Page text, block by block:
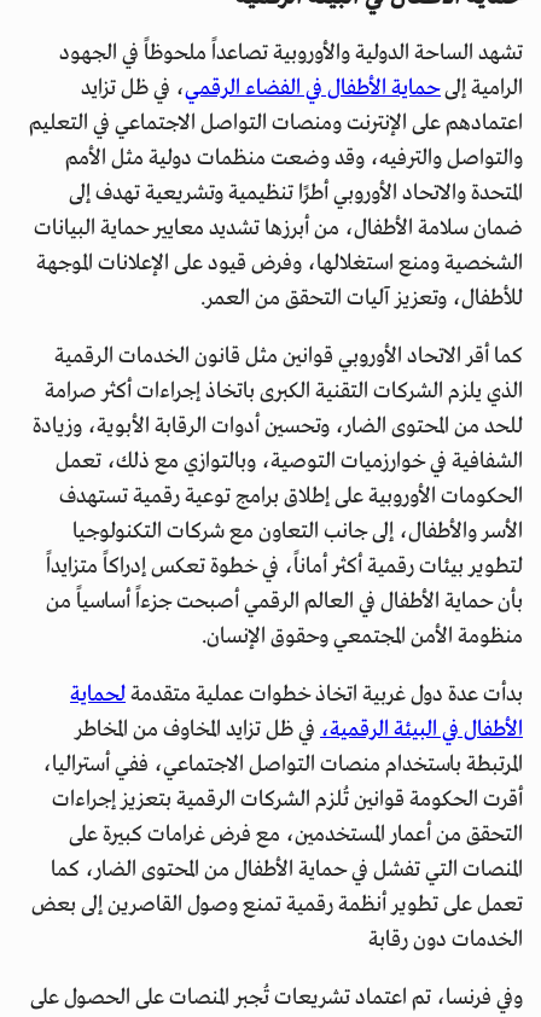
تشهد الساحة الدولية والأوروبية تصاعداً ملحوظاً في الجهود
الرامية إلىحماية الأطفال في الفضاء الرقمي، في ظل تزايد
اعتمادهم على الإنترنت ومنصات التواصل الاجتماعي في التعليم
والتواصل والترفيه، وقد وضعت منظمات دولية مثل الأمم
المتحدة والاتحاد الأوروبي أطرًا تنظيمية وتشريعية تهدف إلى
ضمان سلامة الأطفال، من أبرزها تشديد معايير حماية البيانات
الشخصية ومنع استغلالها، وفرض قيود على الإعلانات الموجهة
للأطفال، وتعزيز آليات التحقق من العمر.
كما أقر الاتحاد الأوروبي قوانين مثل قانون الخدمات الرقمية
الذي يلزم الشركات التقنية الكبرى باتخاذ إجراءات أكثر صرامة
للحد من المحتوى الضار، وتحسين أدوات الرقابة الأبوية، وزيادة
الشفافية في خوارزميات التوصية، وبالتوازي مع ذلك، تعمل
الحكومات الأوروبية على إطلاق برامج توعية رقمية تستهدف
الأسر والأطفال، إلى جانب التعاون مع شركات التكنولوجيا
لتطوير بيئات رقمية أكثر أماناً، في خطوة تعكس إدراكاً متزايداً
بأن حماية الأطفال في العالم الرقمي أصبحت جزءاً أساسياً من
منظومة الأمن المجتمعي وحقوق الإنسان.
بدأت عدة دول غربية اتخاذ خطوات عملية متقدمةلحماية
الأطفال في البيئة الرقمية، في ظل تزايد المخاوف من المخاطر
المرتبطة باستخدام منصات التواصل الاجتماعي، ففي أستراليا،
أقرت الحكومة قوانين تُلزم الشركات الرقمية بتعزيز إجراءات
التحقق من أعمار المستخدمين، مع فرض غرامات كبيرة على
المنصات التي تفشل في حماية الأطفال من المحتوى الضار، كما
تعمل على تطوير أنظمة رقمية تمنع وصول القاصرين إلى بعض
الخدمات دون رقابة
وفي فرنسا، تم اعتماد تشريعات تُجبر المنصات على الحصول على